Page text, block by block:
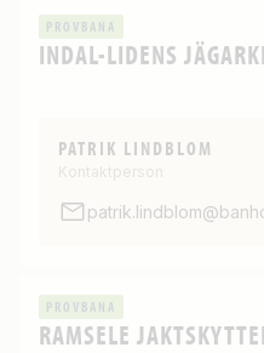
PROVBANA
INDAL-LIDENS
PATRIK LINDBLOM
Kontaktperson
PROVBANA
RAMSELE